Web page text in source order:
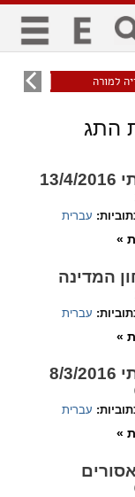
title
סימון כותרות
zoom_in
add_circle_outline
Increase
למורה עוני
התג
עברית
»
המדינה
עברית
»
עברית
»